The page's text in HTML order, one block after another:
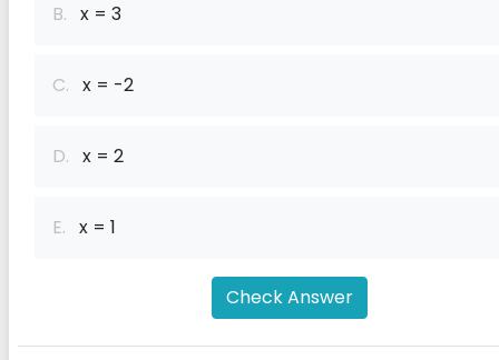
B. x = 3
C. x = -2
D. x = 2
E. x = 1
Check Answer